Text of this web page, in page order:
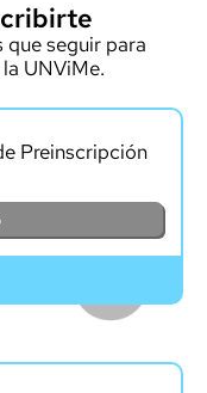
que seguir para
UNViMe.
Preinscripción